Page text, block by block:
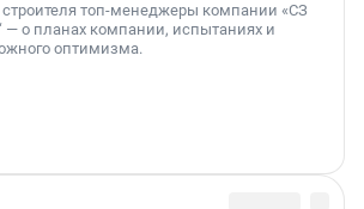
топ-менеджеры компании «СЗ
— о планах компании, испытаниях и
оптимизма.